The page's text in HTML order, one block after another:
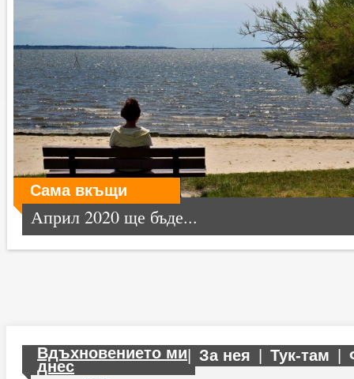
Сама вкъщи
Април 2020 ще бъде...
Вдъхновението ми
днес
За нея Тук-там